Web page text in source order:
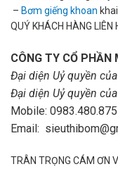
– Bơm giếng khoan
QUÝ KHÁCH HÀNG
CÔNG TY CỔ PHẦN
Đại diện Uỷ quyền
Đại diện Uỷ quyền
Mobile: 0983.480.875
Email:
TRÂN TRỌNG CÁM ƠN